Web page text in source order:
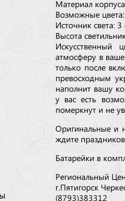
Материал
Возможные
Источник света:
Высота
Искусственный
атмосферу в
только после
превосходным
наполнит вашу
у вас есть
померкнут и не
Оригинальные и
ждите
Батарейки в
Региональный
г.Пятигорск
(8793)383312